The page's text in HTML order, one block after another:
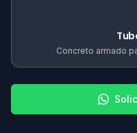
Concreto armado